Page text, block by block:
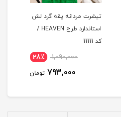
تیشرت مردانه یقه گرد لش
استاندارد طرح HEAVEN /
کد 11111
1,090,000 28٪
793,000 تومان